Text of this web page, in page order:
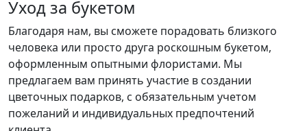
Уход за букетом
Благодаря нам, вы сможете порадовать близкого
человека или просто друга роскошным букетом,
оформленным опытными флористами. Мы
предлагаем вам принять участие в создании
цветочных подарков, с обязательным учетом
пожеланий и индивидуальных предпочтений